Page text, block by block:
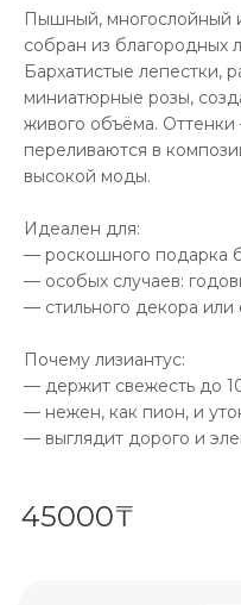
Пышный, многослойный
собран из благородных
Бархатистые лепестки,
миниатюрные розы,
живого объёма.
переливаются в
высокой моды.
Идеален для:
— роскошного подарка
— особых случаев:
— стильного декора или
Почему лизиантус:
— держит свежесть до
— нежен, как пион, и
— выглядит дорого и
45000₸